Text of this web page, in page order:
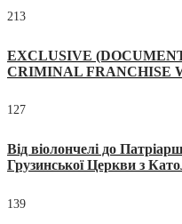
213
EXCLUSIVE
CRIMINAL FRANCHISE
127
Від віолончелі до
Грузинської Церкви з
139